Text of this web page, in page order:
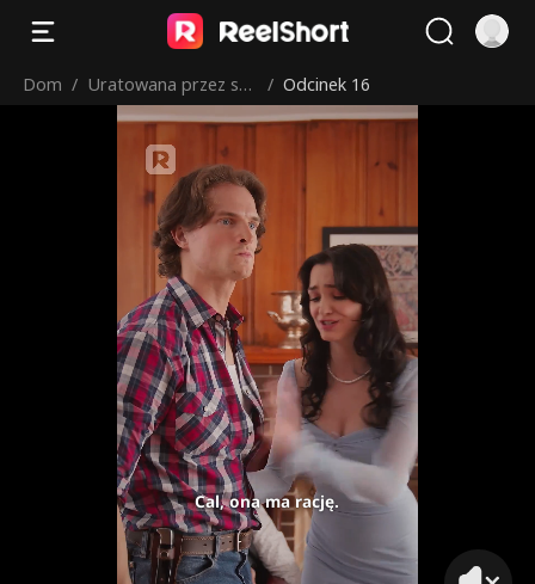
Dom / Uratowana przez sek
sownego farmera
/ Odcinek 16
Cal, ona ma rację.